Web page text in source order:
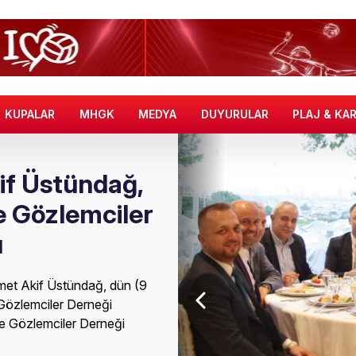
KUPALAR MHGK MEDYA DUYURULAR PLAJ &
Üstündağ,
Gözlemciler
Akif Üstündağ, dün (9
Derneği
Gözlemciler Derneği